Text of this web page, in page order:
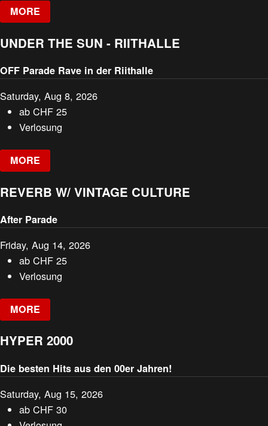
MORE
UNDER THE SUN - RIITHALLE
OFF Parade Rave in der Riithalle
Saturday, Aug 8, 2026
abCHF 25
Verlosung
MORE
REVERB W/ VINTAGE CULTURE
After Parade
Friday, Aug 14, 2026
abCHF 25
Verlosung
MORE
HYPER 2000
Die besten Hits aus den 00er Jahren!
Saturday, Aug 15, 2026
abCHF 30